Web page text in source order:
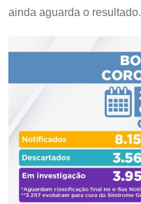
ainda aguarda o resultado.